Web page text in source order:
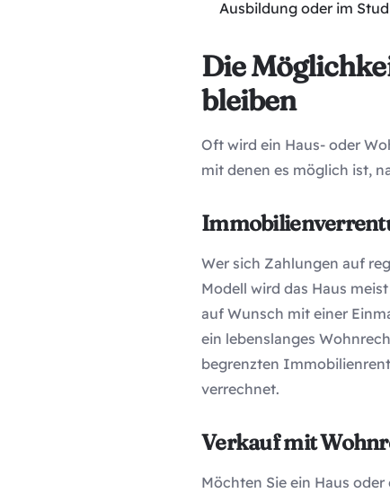
Ausbildung oder im
Die
bleiben
Oft wird ein Haus- oder
mit denen es möglich ist,
Wer sich Zahlungen auf
Modell wird das Haus
auf Wunsch mit einer
ein lebenslanges
begrenzten
verrechnet.
Verkauf mit
Möchten Sie ein Haus